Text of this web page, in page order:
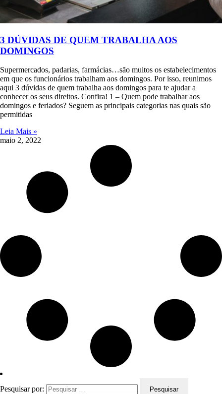
3 DÚVIDAS DE QUEM TRABALHA AOS
DOMINGOS
Supermercados, padarias, farmácias…são muitos os estabelecimentos
em que os funcionários trabalham aos domingos. Por isso, reunimos
aqui 3 dúvidas de quem trabalha aos domingos para te ajudar a
conhecer os seus direitos. Confira! 1 – Quem pode trabalhar aos
domingos e feriados? Seguem as principais categorias nas quais são
permitidas
Leia Mais »
maio 2, 2022
Pesquisar por: